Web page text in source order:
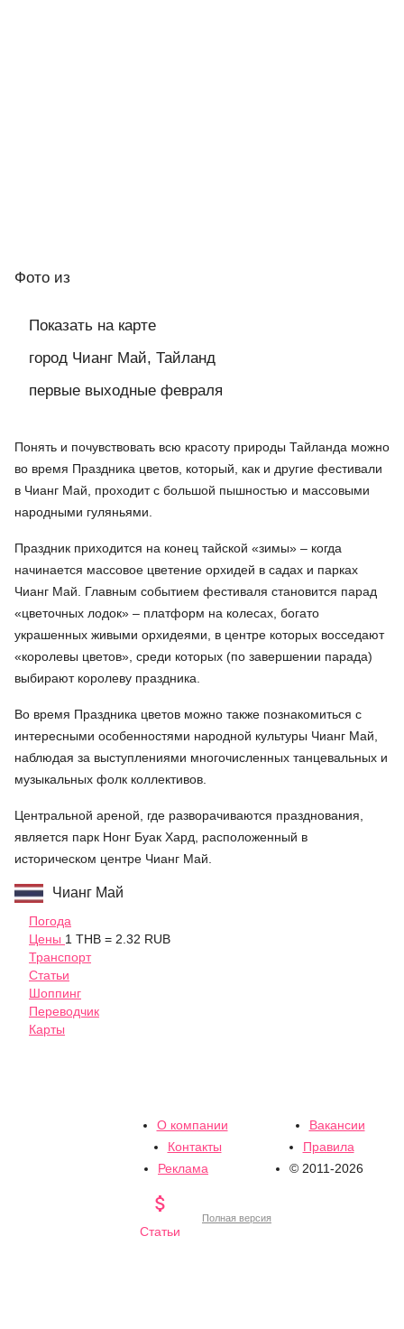
Фото из
Показать на карте
город Чианг Май, Тайланд
первые выходные февраля
Понять и почувствовать всю красоту природы Тайланда можно
во время Праздника цветов, который, как и другие фестивали
в Чианг Май, проходит с большой пышностью и массовыми
народными гуляньями.
Праздник приходится на конец тайской «зимы» – когда
начинается массовое цветение орхидей в садах и парках
Чианг Май. Главным событием фестиваля становится парад
«цветочных лодок» – платформ на колесах, богато
украшенных живыми орхидеями, в центре которых восседают
«королевы цветов», среди которых (по завершении парада)
выбирают королеву праздника.
Во время Праздника цветов можно также познакомиться с
интересными особенностями народной культуры Чианг Май,
наблюдая за выступлениями многочисленных танцевальных и
музыкальных фолк коллективов.
Центральной ареной, где разворачиваются празднования,
является парк Нонг Буак Хард, расположенный в
историческом центре Чианг Май.
Чианг Май
Погода
Цены 1 THB = 2.32 RUB
Транспорт
Статьи
Шоппинг
Переводчик
Карты
О компании
Вакансии
Контакты
Правила
Реклама
© 2011-2026

Статьи
Полная версия